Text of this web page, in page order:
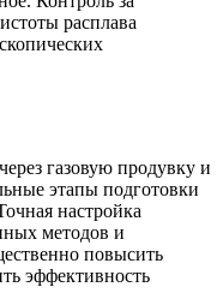
расплава
газовую продувку и
этапы подготовки
настройка
методов и
повысить
эффективность